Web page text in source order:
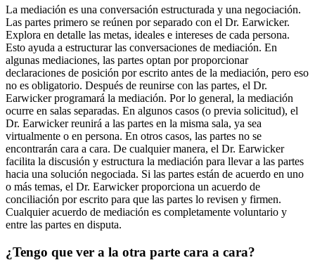
La mediación es una conversación estructurada y una negociación.
Las partes primero se reúnen por separado con el Dr. Earwicker.
Explora en detalle las metas, ideales e intereses de cada persona.
Esto ayuda a estructurar las conversaciones de mediación. En
algunas mediaciones, las partes optan por proporcionar
declaraciones de posición por escrito antes de la mediación, pero eso
no es obligatorio. Después de reunirse con las partes, el Dr.
Earwicker programará la mediación. Por lo general, la mediación
ocurre en salas separadas. En algunos casos (o previa solicitud), el
Dr. Earwicker reunirá a las partes en la misma sala, ya sea
virtualmente o en persona. En otros casos, las partes no se
encontrarán cara a cara. De cualquier manera, el Dr. Earwicker
facilita la discusión y estructura la mediación para llevar a las partes
hacia una solución negociada. Si las partes están de acuerdo en uno
o más temas, el Dr. Earwicker proporciona un acuerdo de
conciliación por escrito para que las partes lo revisen y firmen.
Cualquier acuerdo de mediación es completamente voluntario y
entre las partes en disputa.
¿Tengo que ver a la otra parte cara a cara?